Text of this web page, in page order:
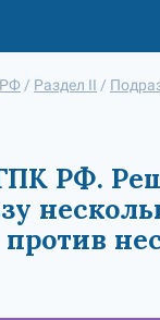
/ Раздел II /
РФ.